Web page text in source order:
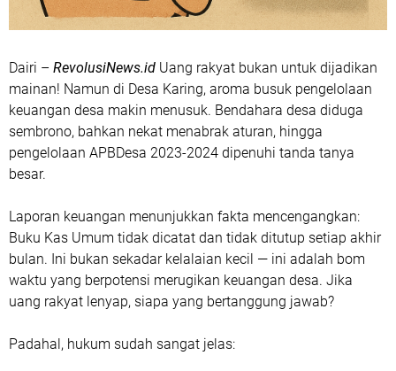
Dairi – RevolusiNews.id Uang rakyat bukan untuk dijadikan
mainan! Namun di Desa Karing, aroma busuk pengelolaan
keuangan desa makin menusuk. Bendahara desa diduga
sembrono, bahkan nekat menabrak aturan, hingga
pengelolaan APBDesa 2023-2024 dipenuhi tanda tanya
besar.
Laporan keuangan menunjukkan fakta mencengangkan:
Buku Kas Umum tidak dicatat dan tidak ditutup setiap akhir
bulan. Ini bukan sekadar kelalaian kecil — ini adalah bom
waktu yang berpotensi merugikan keuangan desa. Jika
uang rakyat lenyap, siapa yang bertanggung jawab?
Padahal, hukum sudah sangat jelas: